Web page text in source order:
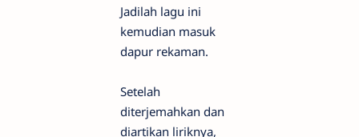
Jadilah lagu ini
kemudian masuk
dapur rekaman.
Setelah
diterjemahkan dan
diartikan liriknya,